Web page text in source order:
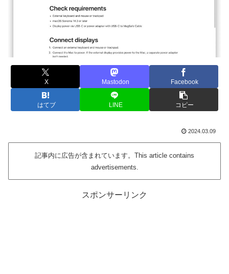
X Mastodon Facebook
はてブ LINE コピー
2024.03.09
記事内に広告が含まれています。This article contains
advertisements.
スポンサーリンク